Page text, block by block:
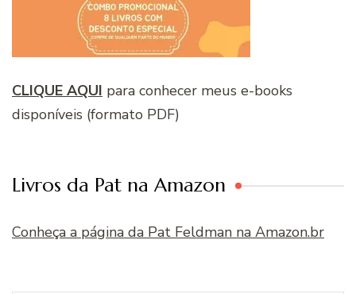
CLIQUE AQUI para conhecer meus e-books
disponíveis (formato PDF)
Livros da Pat na Amazon
Conheça a página da Pat Feldman na Amazon.br